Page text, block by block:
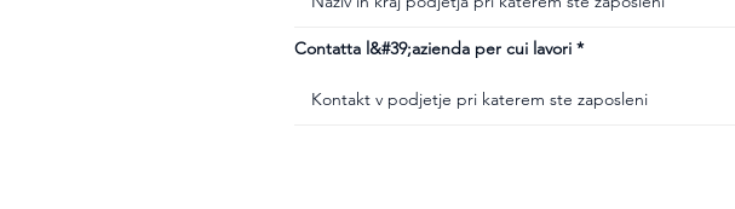
Contatta l&#39;azienda per cui lavori